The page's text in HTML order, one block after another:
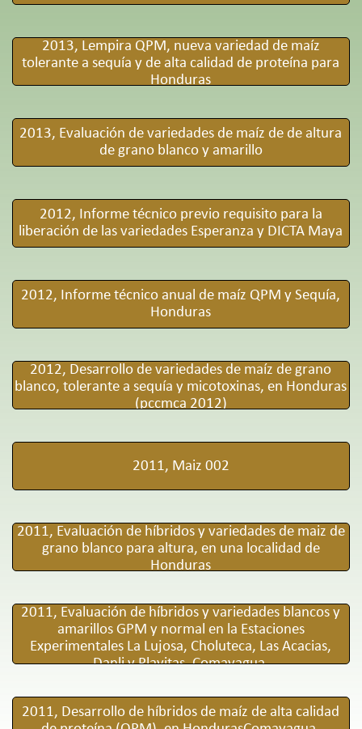
2013, Lempira QPM, nueva variedad de maíz
tolerante a sequía y de alta calidad de proteína para
Honduras
2013, Evaluación de variedades de maíz de de altura
de grano blanco y amarillo
2012, Informe técnico previo requisito para la
liberación de las variedades Esperanza y DICTA Maya
2012, Informe técnico anual de maíz QPM y Sequía,
Honduras
2012, Desarrollo de variedades de maíz de grano
blanco, tolerante a sequía y micotoxinas, en Honduras
(pccmca 2012)
2011, Maiz 002
2011, Evaluación de híbridos y variedades de maiz de
grano blanco para altura, en una localidad de
Honduras
2011, Evaluación de híbridos y variedades blancos y
amarillos GPM y normal en la Estaciones
Experimentales La Lujosa, Choluteca, Las Acacias,
Danli y Playitas, Comayagua.
2011, Desarrollo de híbridos de maíz de alta calidad